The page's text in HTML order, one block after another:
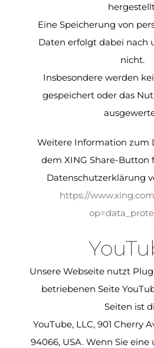
Eine Speicherung von
Daten erfolgt dabei nach
nicht.
Insbesondere werden
gespeichert oder das
Weitere Information zum
dem XING Share-Button
Datenschutzerklärung
https://
Unsere Webseite nutzt
betriebenen Seite
Seiten ist
YouTube, LLC, 901 Cherry
94066, USA. Wenn Sie